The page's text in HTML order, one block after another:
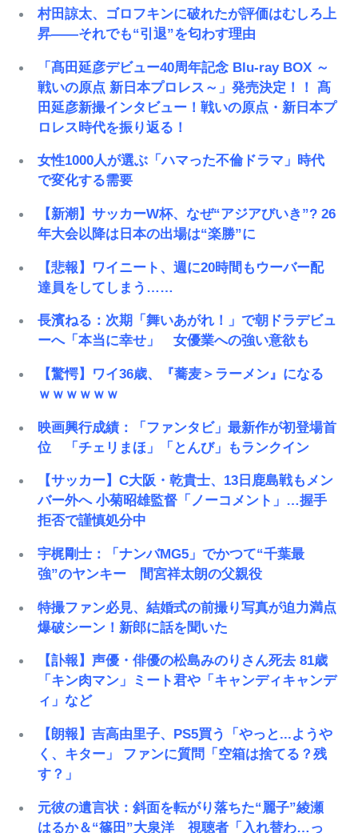
村田諒太、ゴロフキンに破れたが評価はむしろ上
昇――それでも“引退”を匂わす理由
「髙田延彦デビュー40周年記念 Blu-ray BOX ～
戦いの原点 新日本プロレス～」発売決定！！ 髙
田延彦新撮インタビュー！戦いの原点・新日本プ
ロレス時代を振り返る！
女性1000人が選ぶ「ハマった不倫ドラマ」時代
で変化する需要
【新潮】サッカーW杯、なぜ“アジアびいき”? 26
年大会以降は日本の出場は“楽勝”に
【悲報】ワイニート、週に20時間もウーバー配
達員をしてしまう……
長濱ねる：次期「舞いあがれ！」で朝ドラデビュ
ーへ「本当に幸せ」 女優業への強い意欲も
【驚愕】ワイ36歳、『蕎麦＞ラーメン』になる
ｗｗｗｗｗｗ
映画興行成績：「ファンタビ」最新作が初登場首
位 「チェリまほ」「とんび」もランクイン
【サッカー】C大阪・乾貴士、13日鹿島戦もメン
バー外へ 小菊昭雄監督「ノーコメント」…握手
拒否で謹慎処分中
宇梶剛士：「ナンバMG5」でかつて“千葉最
強”のヤンキー 間宮祥太朗の父親役
特撮ファン必見、結婚式の前撮り写真が迫力満点
爆破シーン！新郎に話を聞いた
【訃報】声優・俳優の松島みのりさん死去 81歳
「キン肉マン」ミート君や「キャンディキャンデ
ィ」など
【朗報】吉高由里子、PS5買う「やっと...ようや
く、キター」 ファンに質問「空箱は捨てる？残
す？」
元彼の遺言状：斜面を転がり落ちた“麗子”綾瀬
はるか＆“篠田”大泉洋 視聴者「入れ替わ…っ